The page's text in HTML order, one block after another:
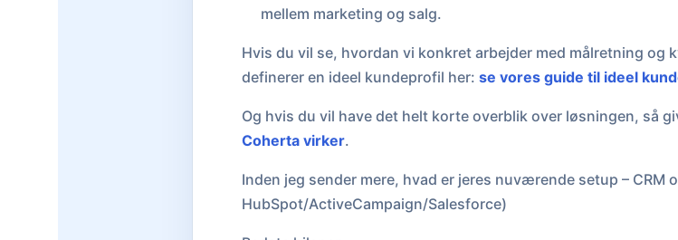
mellem marketing og salg.
Hvis du vil se, hvordan vi konkret arbejder med målretning
definerer en ideel kundeprofil her: se vores guide til ideel
Og hvis du vil have det helt korte overblik over løsningen, så
Coherta virker.
Inden jeg sender mere, hvad er jeres nuværende setup – CRM
HubSpot/ActiveCampaign/Salesforce)